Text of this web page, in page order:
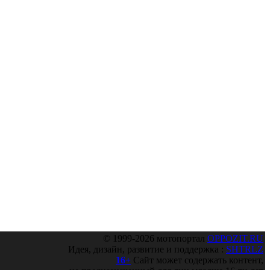
© 1999-2026 мотопортал OPPOZIT.RU
Идея, дизайн, развитие и поддержка : SHTRLZ
16+ Сайт может содержать контент,